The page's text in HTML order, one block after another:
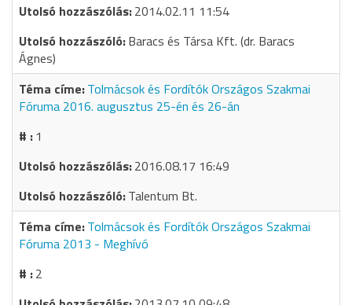
2014.02.11 11:54
Baracs és Társa Kft. (dr. Baracs
Ágnes)
Tolmácsok és Fordítók Országos Szakmai
Fóruma 2016. augusztus 25-én és 26-án
1
2016.08.17 16:49
Talentum Bt.
Tolmácsok és Fordítók Országos Szakmai
Fóruma 2013 - Meghívó
2